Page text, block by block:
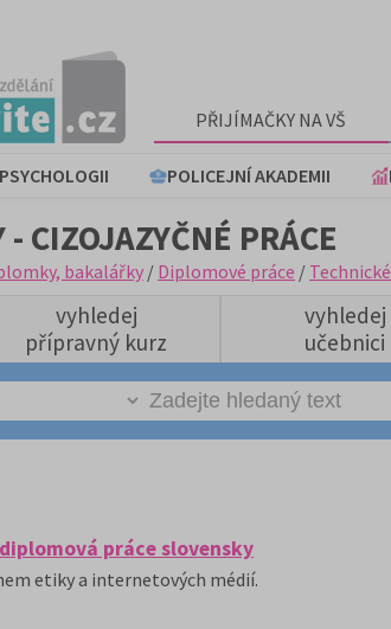
PŘIJÍMAČKY NA VŠ
PSYCHOLOGII POLICEJNÍ AKADEMII
CIZOJAZYČNÉ PRÁCE
bakalářky / Diplomové práce /
vyhledej
přípravný kurz
vyhledej
učebnici
práce slovensky
etiky a internetových médií.